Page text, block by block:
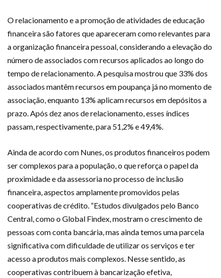
O relacionamento e a promoção de atividades de educação
financeira são fatores que apareceram como relevantes para
a organização financeira pessoal, considerando a elevação do
número de associados com recursos aplicados ao longo do
tempo de relacionamento. A pesquisa mostrou que 33% dos
associados mantêm recursos em poupança já no momento de
associação, enquanto 13% aplicam recursos em depósitos a
prazo. Após dez anos de relacionamento, esses índices
passam, respectivamente, para 51,2% e 49,4%.
Ainda de acordo com Nunes, os produtos financeiros podem
ser complexos para a população, o que reforça o papel da
proximidade e da assessoria no processo de inclusão
financeira, aspectos amplamente promovidos pelas
cooperativas de crédito. “Estudos divulgados pelo Banco
Central, como o Global Findex, mostram o crescimento de
pessoas com conta bancária, mas ainda temos uma parcela
significativa com dificuldade de utilizar os serviços e ter
acesso a produtos mais complexos. Nesse sentido, as
cooperativas contribuem à bancarização efetiva,